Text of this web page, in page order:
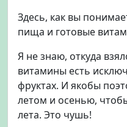
Здесь, как вы
пища и готовые
Я не знаю, откуда
витамины есть
фруктах. И якобы
летом и осенью,
лета. Это чушь!